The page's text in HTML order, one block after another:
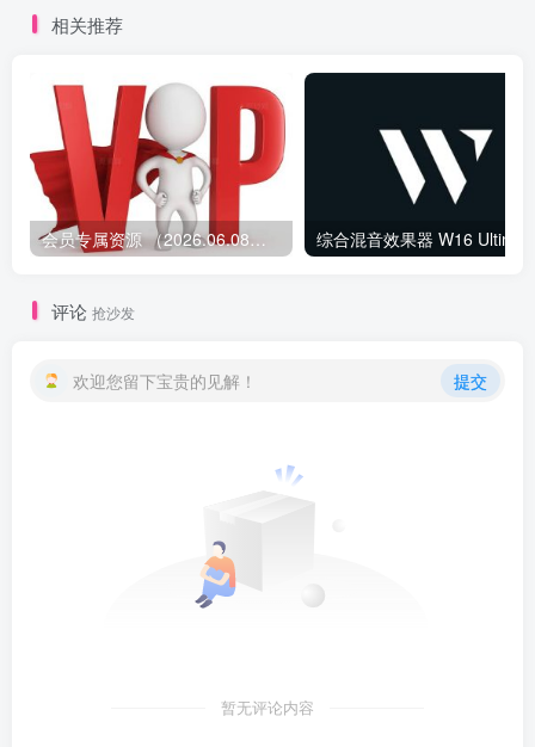
相关推荐
会员专属资源 （2026.06.08更新）
评论 抢沙发
欢迎您留下宝贵的见解！ 提交
暂无评论内容